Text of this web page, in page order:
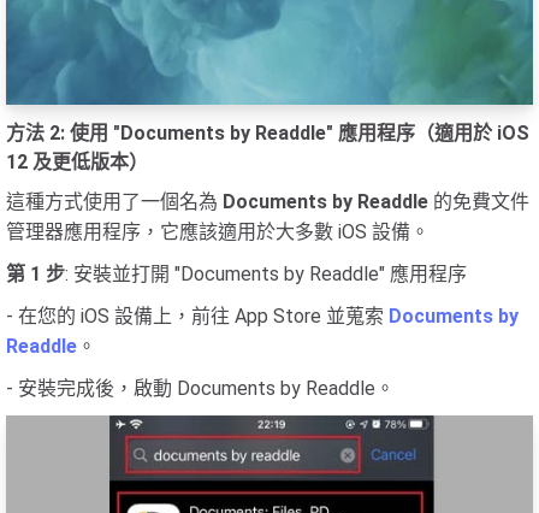
方法 2: 使用 "Documents by Readdle" 應用程序（適用於 iOS
12 及更低版本）
這種方式使用了一個名為 Documents by Readdle 的免費文件
管理器應用程序，它應該適用於大多數 iOS 設備。
第 1 步: 安裝並打開 "Documents by Readdle" 應用程序
- 在您的 iOS 設備上，前往 App Store 並蒐索 Documents by
Readdle 。
- 安裝完成後，啟動 Documents by Readdle。